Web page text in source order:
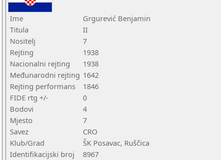
Ime
Grgurević Benjamin
Titula
II
Nositelj
7
Rejting
1938
Nacionalni rejting
1938
Međunarodni rejting 1642
Rejting performans
1846
FIDE rtg +/-
0
Bodovi
4
Mjesto
7
Savez
CRO
Klub/Grad
ŠK Posavac, Ruščica
Identifikacijski broj
8967